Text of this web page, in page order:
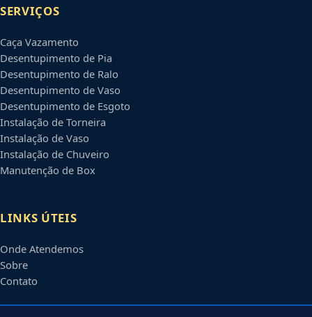
SERVIÇOS
Caça Vazamento
Desentupimento de Pia
Desentupimento de Ralo
Desentupimento de Vaso
Desentupimento de Esgoto
Instalação de Torneira
Instalação de Vaso
Instalação de Chuveiro
Manutenção de Box
LINKS ÚTEIS
Onde Atendemos
Sobre
Contato